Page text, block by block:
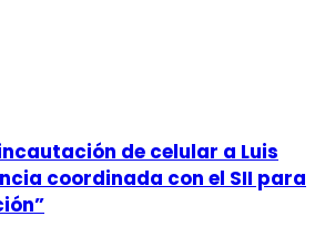
de celular a Luis
coordinada con el SII para